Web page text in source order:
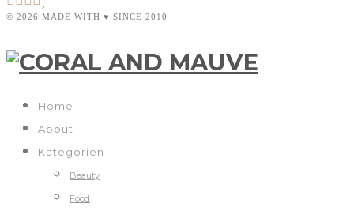
© 2026 MADE WITH ♥ SINCE 2010
Home
About
Kategorien
Beauty
Food